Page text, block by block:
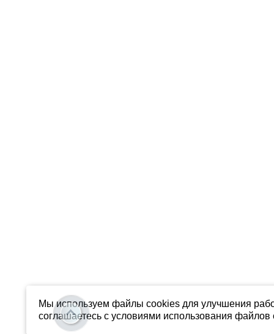
Мы используем файлы cookies для улучшения
соглашаетесь с условиями использования файлов